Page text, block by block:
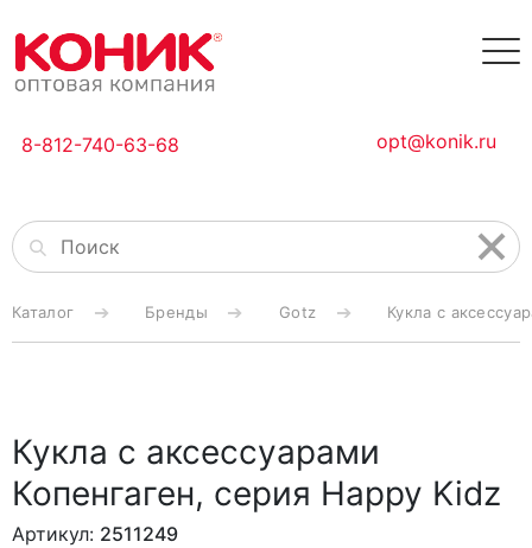
8-812-740-63-68 opt@konik.ru
Каталог Бренды Gotz Кукла с
Кукла с аксессуарами
Копенгаген, серия Happy Kidz
Артикул: 2511249